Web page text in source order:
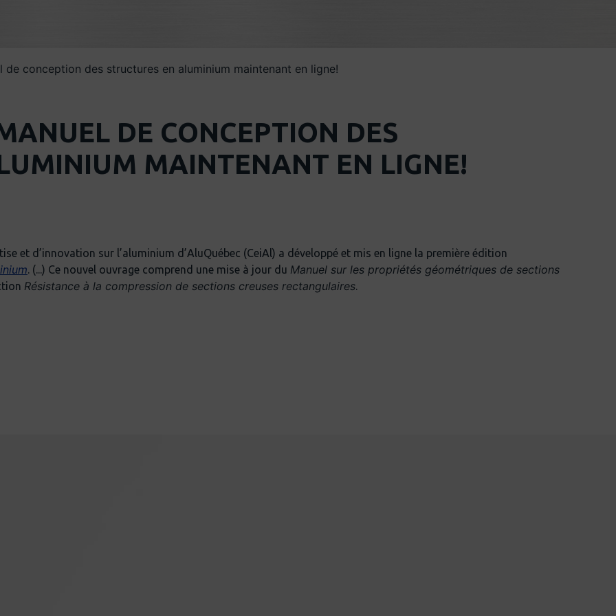
de conception des structures en aluminium maintenant en ligne!
DE CONCEPTION DES
MAINTENANT EN LIGNE!
et d’innovation sur l’aluminium d’AluQuébec (CeiAl) a développé et mis en ligne la première édition
. (...) Ce nouvel ouvrage comprend une mise à jour du Manuel sur les propriétés géométriques de sections
Résistance à la compression de sections creuses rectangulaires.